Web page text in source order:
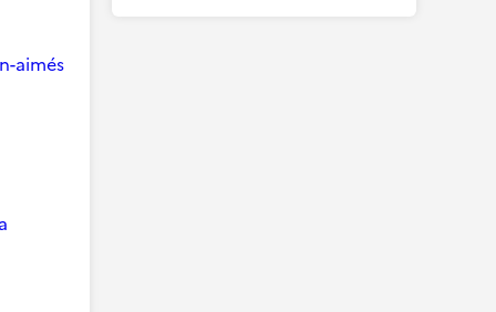
aimés